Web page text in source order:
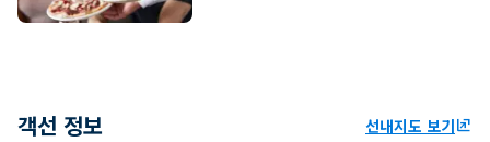
객선 정보 선내지도 보기ungroup